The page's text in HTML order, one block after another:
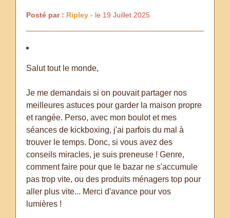
Posté par : Ripley - le 19 Juillet 2025
Salut tout le monde,
Je me demandais si on pouvait partager nos
meilleures astuces pour garder la maison propre
et rangée. Perso, avec mon boulot et mes
séances de kickboxing, j'ai parfois du mal à
trouver le temps. Donc, si vous avez des
conseils miracles, je suis preneuse ! Genre,
comment faire pour que le bazar ne s'accumule
pas trop vite, ou des produits ménagers top pour
aller plus vite... Merci d'avance pour vos
lumières !